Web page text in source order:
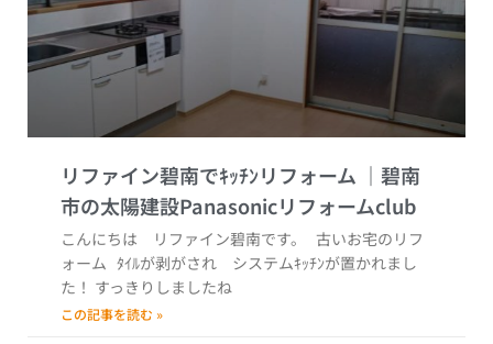
リファイン碧南でｷｯﾁﾝリフォーム
こんにちは リファイン碧南です。 古いお宅のリフ
ォーム ﾀｲﾙが剥がされ システムｷｯﾁﾝが置かれまし
た！ すっきりしましたね
この記事を読む »